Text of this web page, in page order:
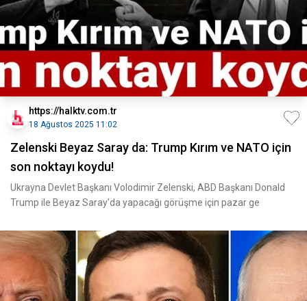
https://halktv.com.tr
18 Ağustos 2025 11:02
Zelenski Beyaz Saray da: Trump Kırım ve NATO için
son noktayı koydu!
Ukrayna Devlet Başkanı Volodimir Zelenski, ABD Başkanı Donald
Trump ile Beyaz Saray’da yapacağı görüşme için pazar ge